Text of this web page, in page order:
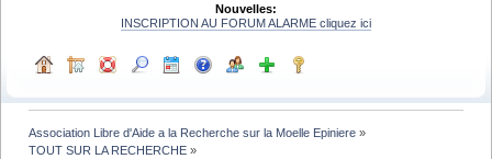
Nouvelles:
INSCRIPTION AU FORUM ALARME cliquez ici
Association Libre d'Aide a la Recherche sur la Moelle Epiniere »
TOUT SUR LA RECHERCHE »